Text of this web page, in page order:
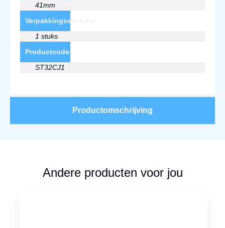
Productomschrijving
41mm
Verpakkingseenheid
1 stuks
Productcode
ST32CJ1
Andere producten voor jou